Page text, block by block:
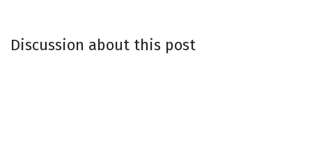
Discussion about this post